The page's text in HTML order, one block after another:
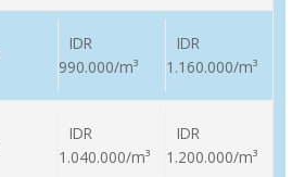
IDR
990.000/m³
IDR
1.160.000/m³
IDR
1.040.000/m³
IDR
1.200.000/m³